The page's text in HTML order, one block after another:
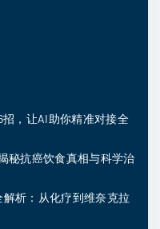
，让AI助你精准对接全
秘抗癌饮食真相与科学治
析：从化疗到维奈克拉